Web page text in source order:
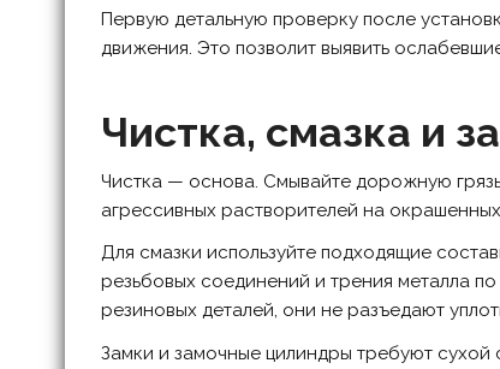
Первую детальную проверку после
движения. Это позволит выявить
Чистка, смазка и
Чистка — основа. Смывайте дорожную
агрессивных растворителей на
Для смазки используйте подходящие
резьбовых соединений и трения металла
резиновых деталей, они не разъедают
Замки и замочные цилиндры требуют